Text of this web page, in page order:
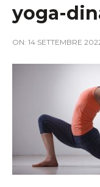
yoga-
ON: 14 SETTEMBRE